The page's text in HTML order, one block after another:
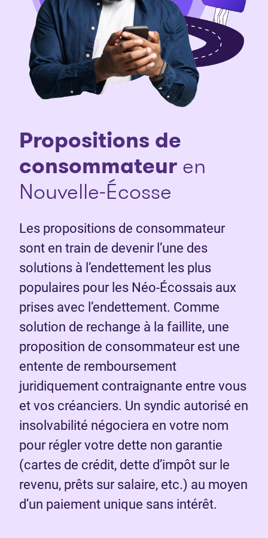
Propositions de
consommateuren
Nouvelle-Écosse
Les propositions de consommateur
sont en train de devenir l’une des
solutions à l’endettement les plus
populaires pour les Néo-Écossais aux
prises avec l’endettement. Comme
solution de rechange à la faillite, une
proposition de consommateur est une
entente de remboursement
juridiquement contraignante entre vous
et vos créanciers. Un syndic autorisé en
insolvabilité négociera en votre nom
pour régler votre dette non garantie
(cartes de crédit, dette d’impôt sur le
revenu, prêts sur salaire, etc.) au moyen
d’un paiement unique sans intérêt.